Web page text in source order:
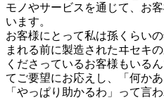
モノやサービスを通じて、お
います。
お客様にとって私は孫くらい
まれる前に製造されたヰセキ
くださっているお客様もいる
てご要望にお応えし、「何か
「やっぱり助かるわ」って言